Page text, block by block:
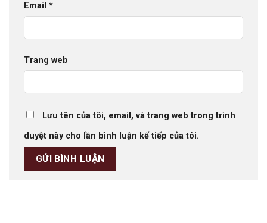
Email *
Trang web
Lưu tên của tôi, email, và trang web trong trình
duyệt này cho lần bình luận kế tiếp của tôi.